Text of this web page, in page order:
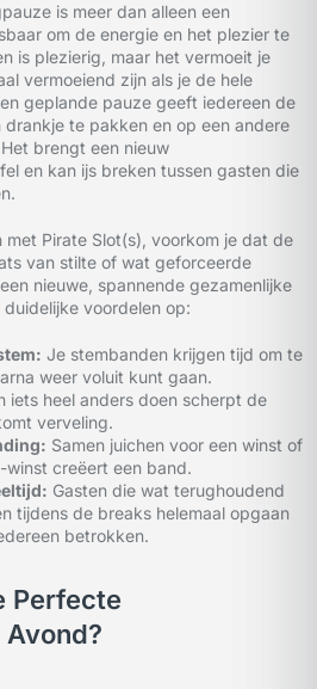
is meer dan alleen een
om de energie en het plezier te
is plezierig, maar het vermoeit je
vermoeiend zijn als je de hele
geplande pauze geeft iedereen de
drankje te pakken en op een andere
brengt een nieuw
en kan ijs breken tussen gasten die
Pirate Slot(s), voorkom je dat de
van stilte of wat geforceerde
nieuwe, spannende gezamenlijke
voordelen op:
Je stembanden krijgen tijd om te
weer voluit kunt gaan.
iets heel anders doen scherpt de
verveling.
Samen juichen voor een winst of
winst creëert een band.
Gasten die wat terughoudend
tijdens de breaks helemaal opgaan
betrokken.
Perfecte